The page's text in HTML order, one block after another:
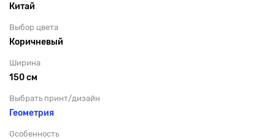
Китай
Выбор цвета
Коричневый
Ширина
150 см
Выбрать принт/дизайн
Геометрия
Особенность